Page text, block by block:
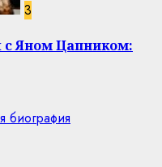
3
Яном Цапником:
биография